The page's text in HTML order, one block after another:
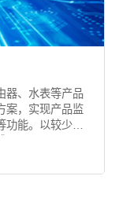
器、水表等产品
案，实现产品监
功能。以较少的